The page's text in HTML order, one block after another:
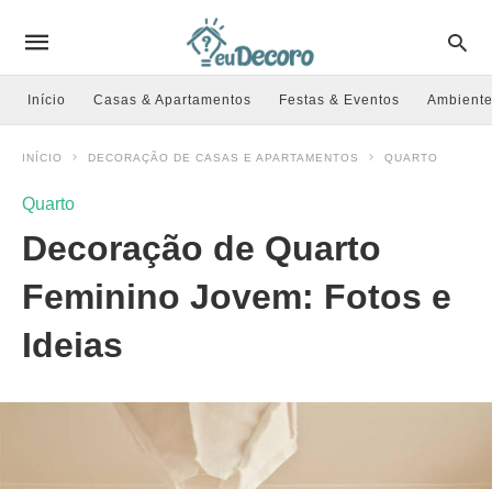
Início Casas & Apartamentos Festas & Eventos
INÍCIO DECORAÇÃO DE CASAS E APARTAMENTOS QUARTO
Quarto
Decoração de Quarto
Feminino Jovem: Fotos e
Ideias